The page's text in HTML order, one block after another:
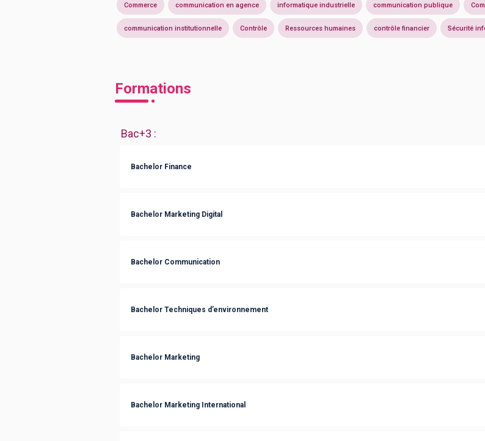
Commerce communication en agence informatique industrielle communication publique
communication institutionnelle Contrôle Ressources humaines contrôle financier Sécurité
Formations
Bac+3 :
Bachelor Finance
Bachelor Marketing Digital
Bachelor Communication
Bachelor Techniques d’environnement
Bachelor Marketing
Bachelor Marketing International